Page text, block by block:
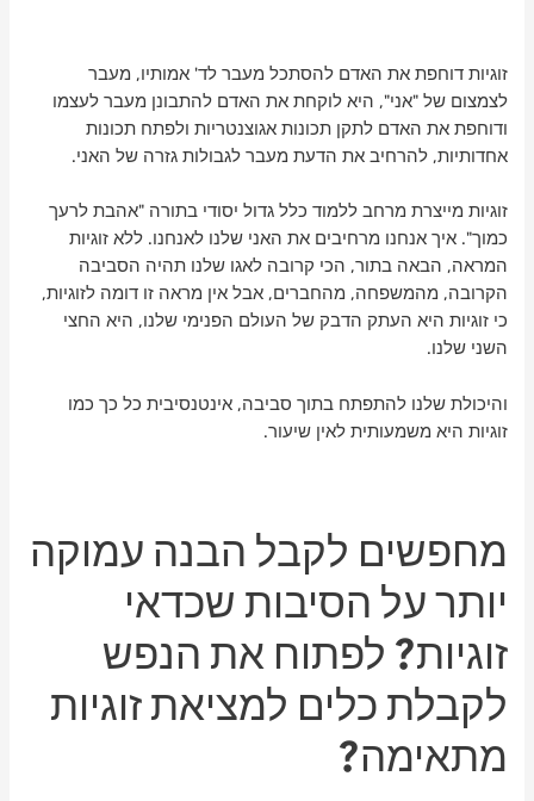
זוגיות דוחפת את האדם להסתכל מעבר לד' אמותיו, מעבר
לצמצום של "אני", היא לוקחת את האדם להתבונן מעבר לעצמו
ודוחפת את האדם לתקן תכונות אגוצנטריות ולפתח תכונות
אחדותיות, להרחיב את הדעת מעבר לגבולות גזרה של האני.
זוגיות מייצרת מרחב ללמוד כלל גדול יסודי בתורה "אהבת לרעך
כמוך". איך אנחנו מרחיבים את האני שלנו לאנחנו. ללא זוגיות
המראה, הבאה בתור, הכי קרובה לאגו שלנו תהיה הסביבה
הקרובה, מהמשפחה, מהחברים, אבל אין מראה זו דומה לזוגיות,
כי זוגיות היא העתק הדבק של העולם הפנימי שלנו, היא החצי
השני שלנו.
והיכולת שלנו להתפתח בתוך סביבה, אינטנסיבית כל כך כמו
זוגיות היא משמעותית לאין שיעור.
מחפשים לקבל הבנה עמוקה
יותר על הסיבות שכדאי
זוגיות? לפתוח את הנפש
לקבלת כלים למציאת זוגיות
מתאימה?